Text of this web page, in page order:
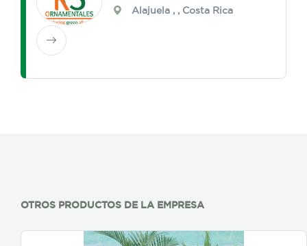
Alajuela , , Costa Rica
OTROS PRODUCTOS DE LA EMPRESA